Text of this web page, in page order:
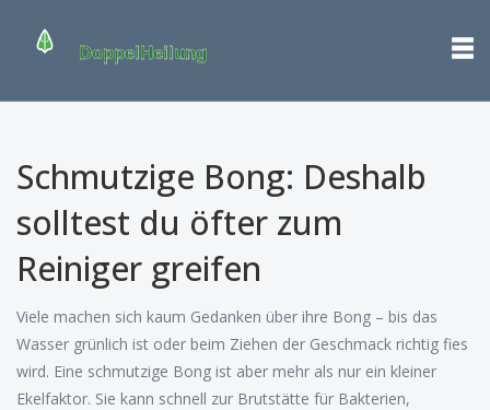
Schmutzige Bong: Deshalb
solltest du öfter zum
Reiniger greifen
Viele machen sich kaum Gedanken über ihre Bong – bis das
Wasser grünlich ist oder beim Ziehen der Geschmack richtig fies
wird. Eine schmutzige Bong ist aber mehr als nur ein kleiner
Ekelfaktor. Sie kann schnell zur Brutstätte für Bakterien,